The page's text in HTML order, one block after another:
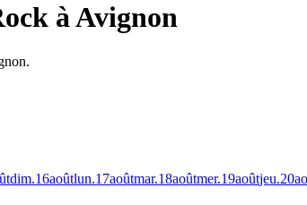
à Avignon
dim.16aoûtlun.17aoûtmar.18aoûtmer.19aoûtjeu.20